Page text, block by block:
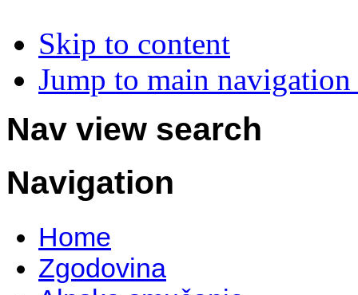
Skip to content
Jump to main
Nav view search
Navigation
Home
Zgodovina